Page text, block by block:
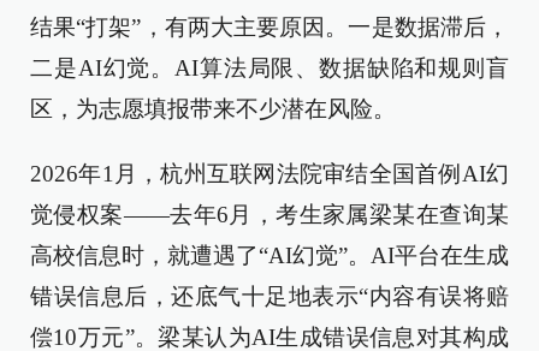
结果“打架”，有两大主要原因。一是数据滞后，
二是AI幻觉。AI算法局限、数据缺陷和规则盲
区，为志愿填报带来不少潜在风险。
2026年1月，杭州互联网法院审结全国首例AI幻
觉侵权案——去年6月，考生家属梁某在查询某
高校信息时，就遭遇了“AI幻觉”。AI平台在生成
错误信息后，还底气十足地表示“内容有误将赔
偿10万元”。梁某认为AI生成错误信息对其构成